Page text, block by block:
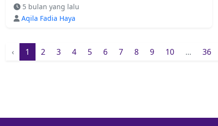
5 bulan yang lalu
Aqila Fadia Haya
‹ 1 2 3 4 5 6 7 8 9 10 ... 36